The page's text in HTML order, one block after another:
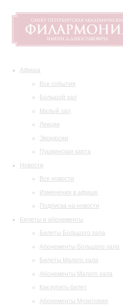
Афиша
Все события
Большой зал
Малый зал
Лекции
Экскурсии
Пушкинская карта
Новости
Все новости
Изменения в афише
Подписка на новости
Билеты и абонементы
Билеты Большого зала
Абонементы Большого зала
Билеты Малого зала
Абонементы Малого зала
Как купить билет
Абонементы Музитория